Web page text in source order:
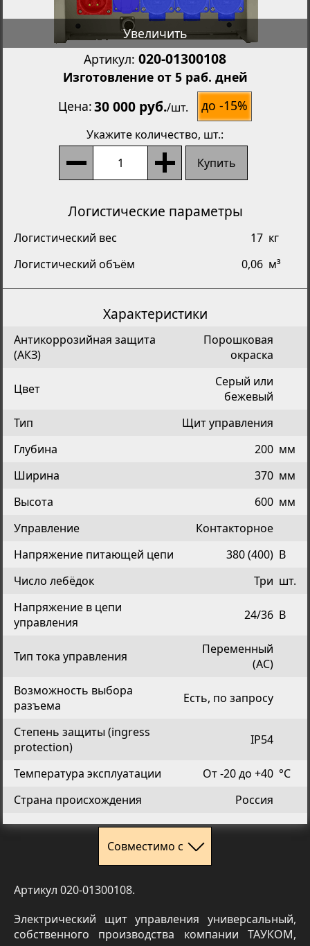
Увеличить
Артикул: 020-01300108
Изготовление от 5 раб. дней
Цена 30 000 руб./шт. до -15%
Укажите количество, шт.:
Купить
Логистические параметры
Логистический вес 17 кг
Логистический объём
0,06 м³
Характеристики
Антикоррозийная защита
(АКЗ)
Порошковая
окраска
Цвет
Серый или
бежевый
Тип
Щит управления
Глубина
200 мм
Ширина
370 мм
Высота
600 мм
Управление
Контакторное
Напряжение питающей цепи
380 (400) В
Число лебёдок
Три шт.
Напряжение в цепи
управления
24/36 В
Тип тока управления
Переменный
(AC)
Возможность выбора
разъема
Есть, по запросу
Степень защиты (ingress
protection)
IP54
Температура эксплуатации От -20 до +40 °C
Страна происхождения
Россия
Совместимо с
Артикул 020-01300108.
Электрический щит управления универсальный,
собственного производства компании ТАУКОМ,